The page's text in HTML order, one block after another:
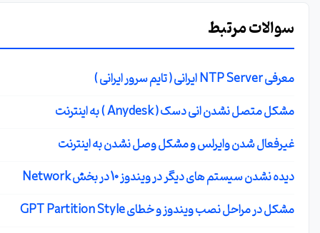
سوالات مرتبط
معرفی NTP Server ایرانی ( تایم سرور ایرانی )
مشکل متصل نشدن انی دسک ( Anydesk ) به اینترنت
غیرفعال شدن وایرلس و مشکل وصل نشدن به اینترنت
دیده نشدن سیستم های دیگر در ویندوز 10 در بخش Network
مشکل در مراحل نصب ویندوز و خطای GPT Partition Style